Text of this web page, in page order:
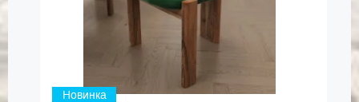
Новинка